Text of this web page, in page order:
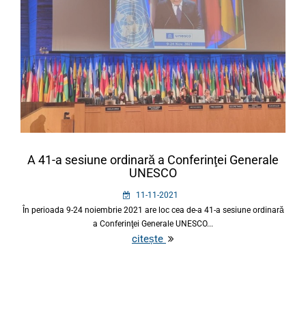
A 41-a sesiune ordinară a Conferinţei Generale
UNESCO
11-11-2021
În perioada 9-24 noiembrie 2021 are loc cea de-a 41-a sesiune ordinară
a Conferinţei Generale UNESCO...
citește